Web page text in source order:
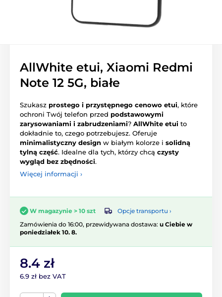
AllWhite etui, Xiaomi Redmi
Note 12 5G, białe
Szukasz prostego i przystępnego cenowo etui, które
ochroni Twój telefon przed podstawowymi
zarysowaniami i zabrudzeniami? AllWhite etui to
dokładnie to, czego potrzebujesz. Oferuje
minimalistyczny design w białym kolorze i solidną
tylną część. Idealne dla tych, którzy chcą czysty
wygląd bez zbędności.
Więcej informacji ›
W magazynie > 10 szt
Opcje transportu ›
Zamówienia do 16:00, przewidywana dostawa: u Ciebie w
poniedziałek 10. 8.
8.4 zł
6.9 zł bez VAT